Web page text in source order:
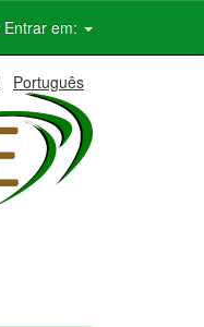
Entrar em:
Português